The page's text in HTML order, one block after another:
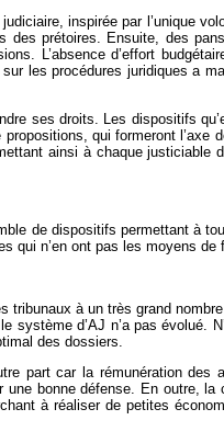
inspirée par l’unique
prétoires. Ensuite, des
L’absence d’effort
les procédures juridiques a
ses droits. Les dispositifs
qui formeront
ainsi à chaque justiciable
de dispositifs permettant à
qui n’en ont pas les moyens
à un très grand
d’AJ n’a pas évolué.
des dossiers.
part car la rémunération
bonne défense. En outre,
à réaliser de petites